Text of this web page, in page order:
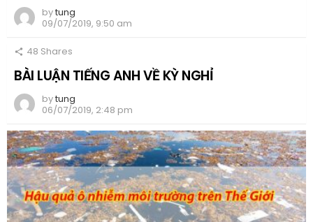
bytung
09/07/2019, 9:50 am
48 Shares
BÀI LUẬN TIẾNG ANH VỀ KỲ NGHỈ
bytung
06/07/2019, 2:48 pm